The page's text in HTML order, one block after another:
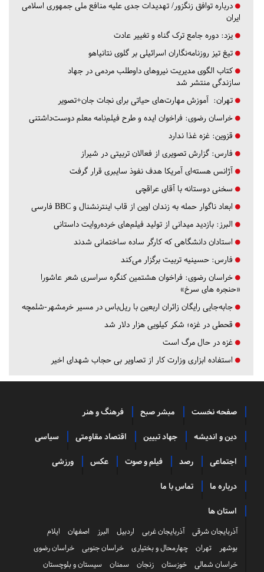
درباره توافق زنگزور/ تهدیدات جدی علیه منافع ملی جمهوری اسلامی
ایران
یزد: دوره جامع ترک گناه و تغییر عادت
تیغ تیز روزنامه‌نگاران اسرائیلی بر گلوی نتانیاهو
کتاب الگوی مدیریت نیروهای داوطلب مردمی در جهاد
سازندگی منتشر شد
تهران: آموزش مهارت‌های حیاتی برای نجات جان+تصویر
خراسان رضوی: فراخوان ایده و طرح فیلم‌نامه معلم دوست‌داشتنی
قزوین: غزه غذا ندارد
فارس: گزارش تصویری از فعالان تربیتی در شیراز
آژانس هسته‌ای آمریکا هدف نفوذ سایبری قرار گرفت
سخنی دوستانه با آقای عراقچی
ابعاد ناگوار حمله به زندان اوین از قاب اینترنشنال و BBC فارسی
البرز: بازدید میدانی از تولید فیلم‌های خرده‌روایت داستانی
استادان دانشگاهی که کارگر ساده ساختمانی شدند
فارس: حسینیه تربیت برگزار می‌کند
خراسان رضوی: فراخوان هشتمین کنگره سراسری شعر عاشورا
«حنجره های سرخ»
جابه‌جایی رایگان زائران اربعین با ریل‌باس در مسیر خرمشهر-شلمچه
قحطی در غزه؛ شکر کیلویی هزار دلار شد
غزه در حال مرگ است
استفاده ابزاری وزارت کار از تصاویر بی حجاب شهدای اخیر
صفحه نخست مبشر صبح فرهنگ و هنر
دین و اندیشه جهاد تبیین اقتصاد مقاومتی سیاسی
اجتماعی رصد فیلم و صوت عکس ورزشی
درباره ما تماس با ما
استان ها
آذربایجان شرقی آذربایجان غربی اردبیل البرز اصفهان
ایلام
بوشهر
تهران چهارمحال و بختیاری خراسان جنوبی
خراسان رضوی
خراسان شمالی
خوزستان زنجان سمنان سیستان و بلوچستان